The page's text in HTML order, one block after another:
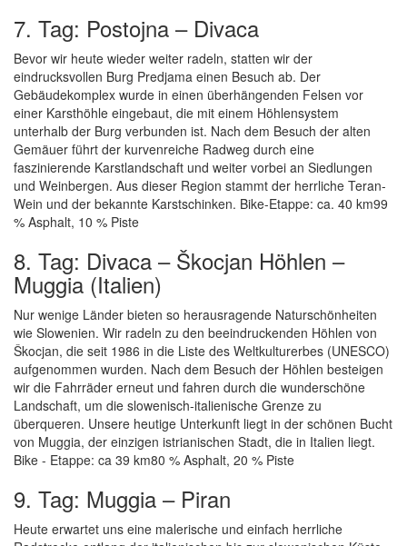
7. Tag: Postojna – Divaca
Bevor wir heute wieder weiter radeln, statten wir der
eindrucksvollen Burg Predjama einen Besuch ab. Der
Gebäudekomplex wurde in einen überhängenden Felsen vor
einer Karsthöhle eingebaut, die mit einem Höhlensystem
unterhalb der Burg verbunden ist. Nach dem Besuch der alten
Gemäuer führt der kurvenreiche Radweg durch eine
faszinierende Karstlandschaft und weiter vorbei an Siedlungen
und Weinbergen. Aus dieser Region stammt der herrliche Teran-
Wein und der bekannte Karstschinken. Bike-Etappe: ca. 40 km99
% Asphalt, 10 % Piste
8. Tag: Divaca – Škocjan Höhlen –
Muggia (Italien)
Nur wenige Länder bieten so herausragende Naturschönheiten
wie Slowenien. Wir radeln zu den beeindruckenden Höhlen von
Škocjan, die seit 1986 in die Liste des Weltkulturerbes (UNESCO)
aufgenommen wurden. Nach dem Besuch der Höhlen besteigen
wir die Fahrräder erneut und fahren durch die wunderschöne
Landschaft, um die slowenisch-italienische Grenze zu
überqueren. Unsere heutige Unterkunft liegt in der schönen Bucht
von Muggia, der einzigen istrianischen Stadt, die in Italien liegt.
Bike - Etappe: ca 39 km80 % Asphalt, 20 % Piste
9. Tag: Muggia – Piran
Heute erwartet uns eine malerische und einfach herrliche